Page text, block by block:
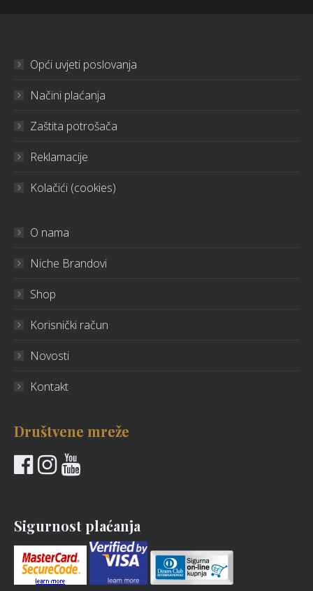
Opći uvjeti poslovanja
Načini plaćanja
Zaštita potrošača
Reklamacije
Kolačići (cookies)
O nama
Niche Brandovi
Shop
Korisnički račun
Novosti
Kontakt
Društvene mreže
Sigurnost plaćanja